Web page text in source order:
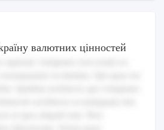
валютних цінностей